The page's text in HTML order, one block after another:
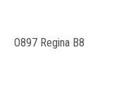
O897 Regina B8